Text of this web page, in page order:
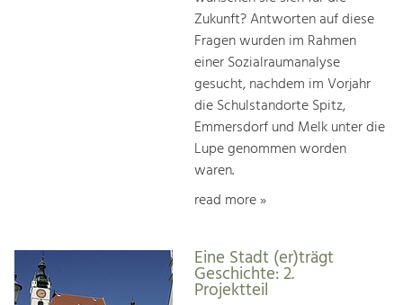
Zukunft? Antworten auf diese
Fragen wurden im Rahmen
einer Sozialraumanalyse
gesucht, nachdem im Vorjahr
die Schulstandorte Spitz,
Emmersdorf und Melk unter die
Lupe genommen worden
waren.
read more »
Eine Stadt (er)trägt
Geschichte: 2.
Projektteil